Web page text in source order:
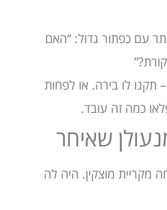
עם כפתור גדול: “האם
לו בירה. או לפחות
כמה זה עובד.
שאיחר
מקריית מוצקין. היה לה